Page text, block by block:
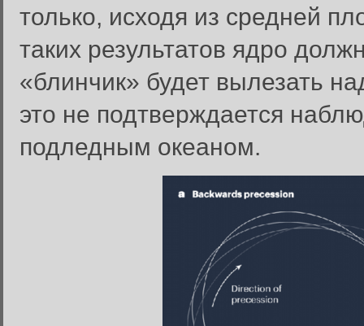
только, исходя из средней
таких результатов ядро
«блинчик» будет вылезать
это не подтверждается
подледным океаном.